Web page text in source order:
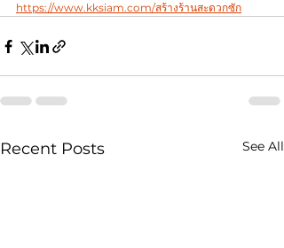
https://www.kksiam.com/สร้างร้านสะดวกซัก
Recent Posts See All